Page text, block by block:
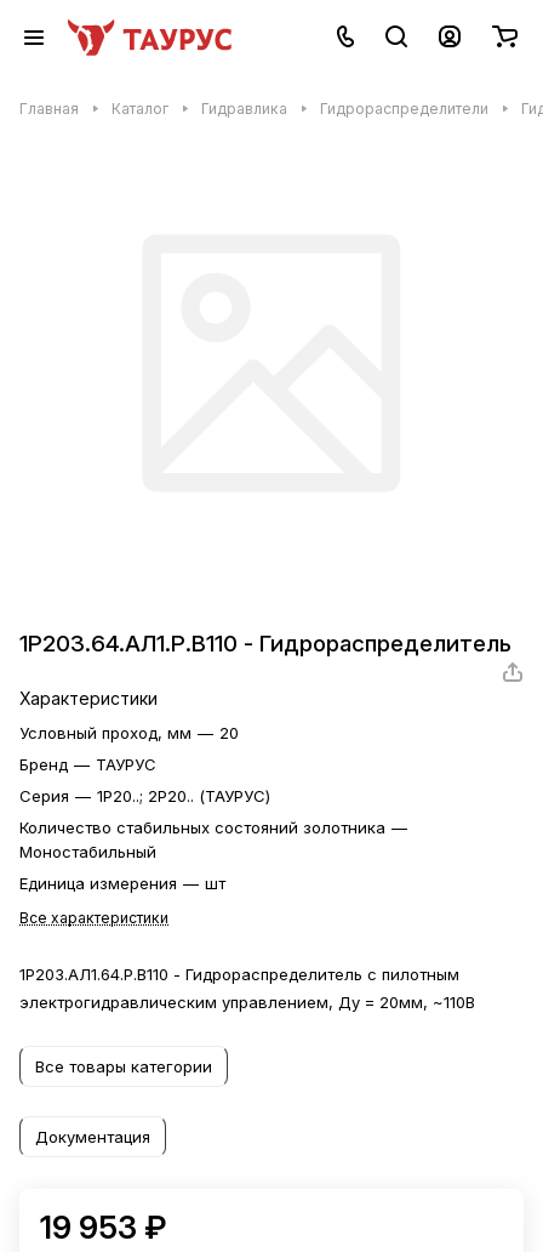
Главная Каталог Гидравлика Гидрораспределители
1Р203.64.АЛ1.Р.В110 - Гидрораспределитель
Характеристики
Условный проход, мм — 20
Бренд — ТАУРУС
Серия — 1Р20..; 2Р20.. (ТАУРУС)
Количество стабильных состояний золотника —
Моностабильный
Единица измерения — шт
Все характеристики
1Р203.АЛ1.64.Р.В110 - Гидрораспределитель с пилотным
электрогидравлическим управлением, Ду = 20мм, ~110В
Все товары категории
Документация
19 953 ₽